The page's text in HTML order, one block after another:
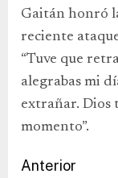
Gaitán honró
reciente
“Tuve que
alegrabas mi
extrañar. Dios
momento”.
Anterior